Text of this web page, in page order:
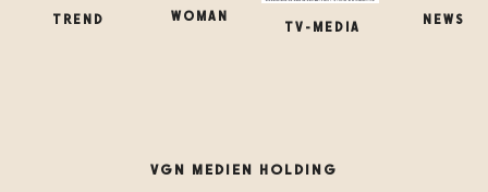
TREND WOMAN
TV-MEDIA
NEWS
VGN MEDIEN HOLDING